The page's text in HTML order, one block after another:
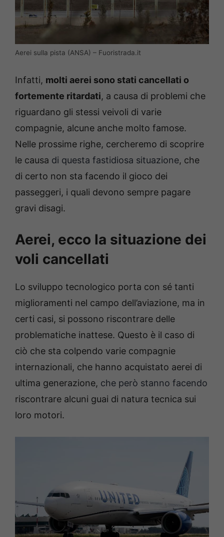
Aerei sulla pista (ANSA) – Fuoristrada.it
Infatti, molti aerei sono stati cancellati o
fortemente ritardati, a causa di problemi che
riguardano gli stessi veivoli di varie
compagnie, alcune anche molto famose.
Nelle prossime righe, cercheremo di scoprire
le causa di questa fastidiosa situazione, che
di certo non sta facendo il gioco dei
passeggeri, i quali devono sempre pagare
gravi disagi.
Aerei, ecco la situazione dei
voli cancellati
Lo sviluppo tecnologico porta con sé tanti
miglioramenti nel campo dell’aviazione, ma in
certi casi, si possono riscontrare delle
problematiche inattese. Questo è il caso di
ciò che sta colpendo varie compagnie
internazionali, che hanno acquistato aerei di
ultima generazione, che però stanno facendo
riscontrare alcuni guai di natura tecnica sui
loro motori.